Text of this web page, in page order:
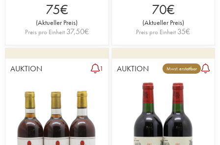
75€
(Aktueller Preis)
Preis pro Einheit 37,50€
70€
(Aktueller Preis)
Preis pro Einheit 35€
AUKTION 1 AUKTION Mwst. erstattbar